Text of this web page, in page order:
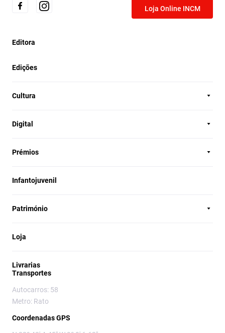
Loja Online INCM
Editora
Edições
Cultura
Digital
Prémios
Infantojuvenil
Património
Loja
Livrarias
Transportes
Autocarros: 58
Metro: Rato
Coordenadas GPS